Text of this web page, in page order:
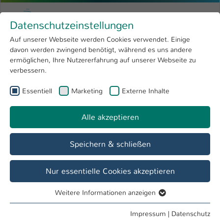
Menu
Forschung 4
Open submenu
Hochschule
International
Zum Hauptinhalt springen
Hochschule Kaiserslautern
Sie sind hier:
Profil Prof. Dr. rer. nat. Holger Rabe
Prof. Dr. rer. nat. Holger Rabe
Projekte
Lehrgebiete
Zelluläre Elektrophysiologie, Zellbiologie, Allgemeine
Medizin/Physiologie & Histologie
Forschungsgebiete
Datenschutzeinstellungen
Auf unserer Webseite werden Cookies verwendet. Einige
davon werden zwingend benötigt, während es uns andere
ermöglichen, Ihre Nutzererfahrung auf unserer Webseite zu
verbessern.
Essentiell Marketing Externe Inhalte
Alle akzeptieren
Speichern & schließen
Nur essentielle Cookies akzeptieren
Essentielle Cookies werden für grundlegende Funktionen
Weitere Informationen anzeigen
Impressum | Datenschutz